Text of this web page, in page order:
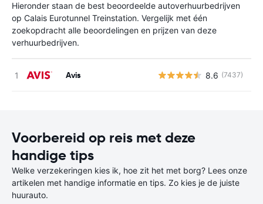
Hieronder staan de best beoordeelde autoverhuurbedrijven
op Calais Eurotunnel Treinstation. Vergelijk met één
zoekopdracht alle beoordelingen en prijzen van deze
verhuurbedrijven.
Avis 8.6 (7437)
Voorbereid op reis met deze
handige tips
Welke verzekeringen kies ik, hoe zit het met borg? Lees onze
artikelen met handige informatie en tips. Zo kies je de juiste
huurauto.